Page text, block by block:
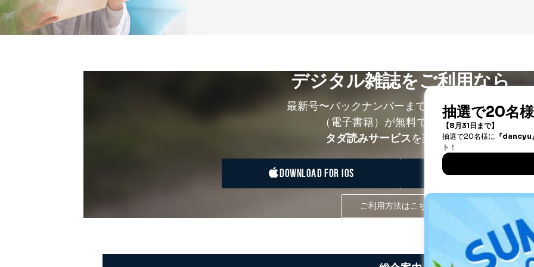
デジタル雑誌をご利用なら
最新号〜バックナンバーまで7000冊以上の雑誌
（電子書籍）が無料で読み放題！
タダ読みサービスを楽しもう！
DOWNLOAD FOR IOS DOWNLOAD FOR
ご利用方法はこちら